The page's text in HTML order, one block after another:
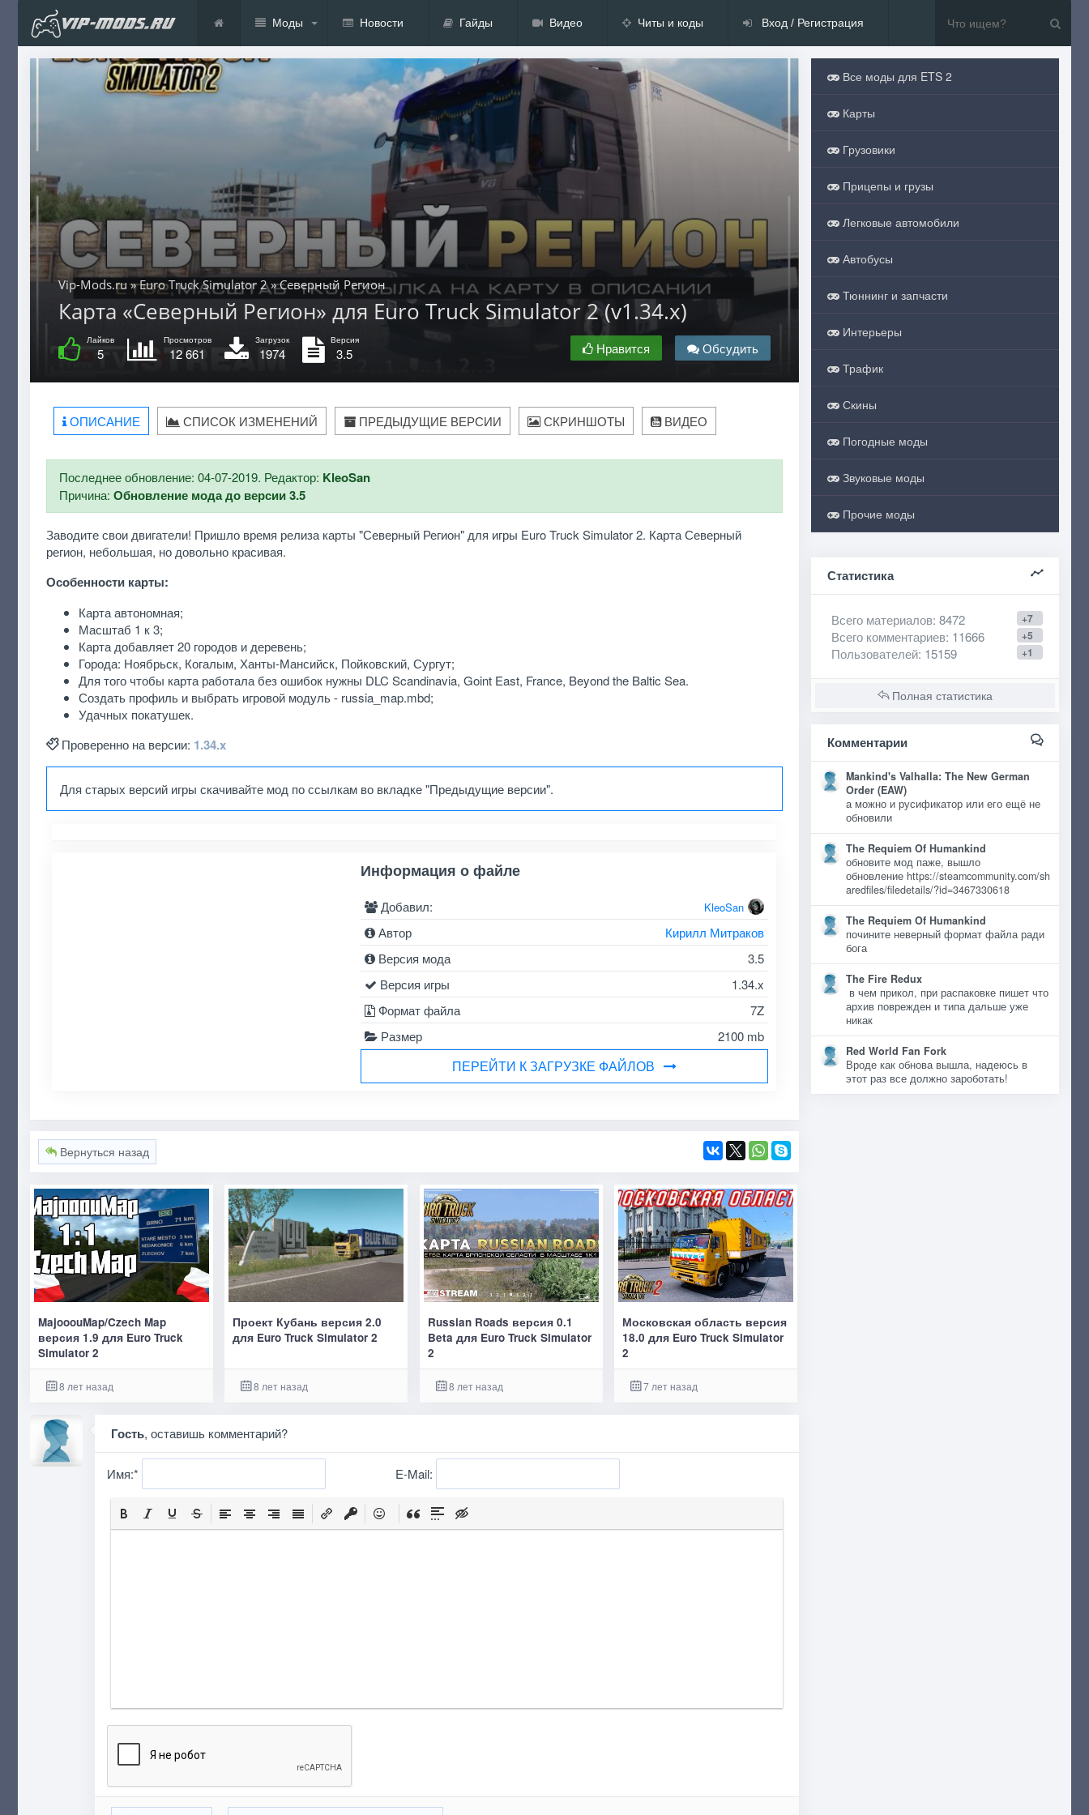
Моды Новости Гайды Видео Читы и коды Вход / Регистрация
Vip-Mods.ru »Euro Truck Simulator 2» Северный Регион
Карта «Северный Регион» для Euro Truck Simulator 2 (v1.34.x)
Лайков
5
Просмотров
12 661
Загрузок
1974
Версия
3.5 Нравится Обсудить
ОПИСАНИЕ СПИСОК ИЗМЕНЕНИЙ ПРЕДЫДУЩИЕ ВЕРСИИ СКРИНШОТЫ ВИДЕО
Последнее обновление: 04-07-2019. Редактор: KleoSan
Причина: Обновление мода до версии 3.5
Заводите свои двигатели! Пришло время релиза карты "Северный Регион" для игры Euro Truck Simulator 2. Карта Северный
регион, небольшая, но довольно красивая.
Особенности карты:
Карта автономная;
Масштаб 1 к 3;
Карта добавляет 20 городов и деревень;
Города: Ноябрьск, Когалым, Ханты-Мансийск, Пойковский, Сургут;
Для того чтобы карта работала без ошибок нужны DLC Scandinavia, Goint East, France, Beyond the Baltic Sea.
Создать профиль и выбрать игровой модуль - russia_map.mbd;
Удачных покатушек.
Проверенно на версии: 1.34.x
Для старых версий игры скачивайте мод по ссылкам во вкладке "Предыдущие версии".
Информация о файле
Добавил: KleoSan
Автор
Кирилл Митраков
Версия мода
3.5
Версия игры
1.34.x
Формат файла
7Z
Размер
2100 mb
ПЕРЕЙТИ К ЗАГРУЗКЕ ФАЙЛОВ
Вернуться назад
MajooouMap/Czech Map
версия 1.9 для Euro Truck
Simulator 2
8 лет назад
Проект Кубань версия 2.0
для Euro Truck Simulator 2
8 лет назад
Russian Roads версия 0.1
Beta для Euro Truck Simulator
2
8 лет назад
Московская область версия
18.0 для Euro Truck Simulator
2
7 лет назад
Гость, оставишь комментарий?
Имя:* E-Mail:
Все моды для ETS 2
Карты
Грузовики
Прицепы и грузы
Легковые автомобили
Автобусы
Тюннинг и запчасти
Интерьеры
Трафик
Скины
Погодные моды
Звуковые моды
Прочие моды
Статистика
+7
Всего материалов: 8472
+5
Всего комментариев: 11666
+1
Пользователей: 15159
Полная статистика
Комментарии
Mankind's Valhalla: The New German
Order (EAW)
а можно и русификатор или его ещё не
обновили
The Requiem Of Humankind
обновите мод паже, вышло
обновление https://steamcommunity.com/sh
aredfiles/filedetails/?id=3467330618
The Requiem Of Humankind
почините неверный формат файла ради
бога
The Fire Redux
в чем прикол, при распаковке пишет что
архив поврежден и типа дальше уже
никак
Red World Fan Fork
Вроде как обнова вышла, надеюсь в
этот раз все должно зароботать!